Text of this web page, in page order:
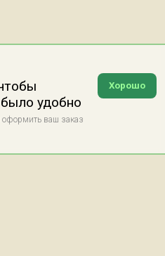
Хорошо
удобно
оформить ваш заказ